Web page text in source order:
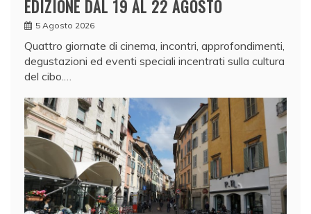
EDIZIONE DAL 19 AL 22 AGOSTO
5 Agosto 2026
Quattro giornate di cinema, incontri, approfondimenti,
degustazioni ed eventi speciali incentrati sulla cultura
del cibo.…